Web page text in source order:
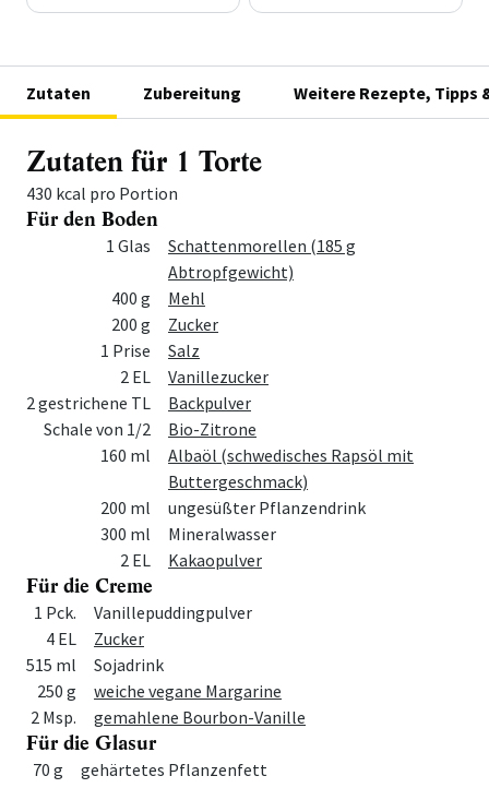
Zutaten Zubereitung Weitere Rezepte, Tipps
Zutaten für 1 Torte
430 kcal pro Portion
Für den Boden
Zutat1 Glas
Schattenmorellen (185 g
Abtropfgewicht)
400 g
Mehl
200 g
Zucker
1 Prise
Salz
2 EL
Vanillezucker
2 gestrichene TL
Backpulver
Schale von 1/2
Bio-Zitrone
160 ml
Albaöl (schwedisches Rapsöl mit
Buttergeschmack)
200 ml
ungesüßter Pflanzendrink
300 ml
Mineralwasser
2 EL
Kakaopulver
Für die Creme
Menge Zutat
1 Pck.
Vanillepuddingpulver
4 EL
Zucker
515 ml
Sojadrink
250 g
weiche vegane Margarine
2 Msp.
gemahlene Bourbon-Vanille
Für die Glasur
Menge Zutat
70 g
gehärtetes Pflanzenfett